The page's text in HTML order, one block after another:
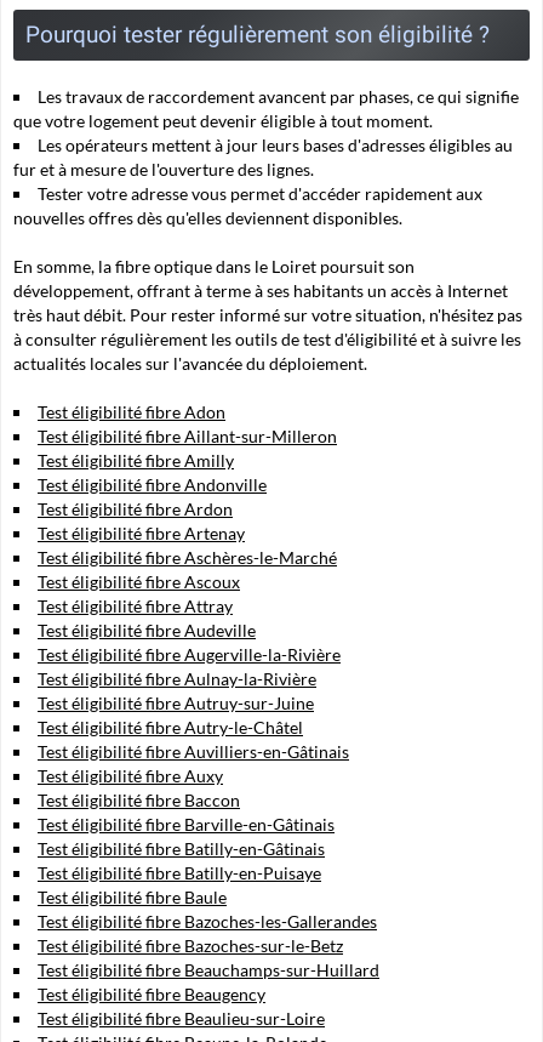
Pourquoi tester régulièrement son éligibilité ?
Les travaux de raccordement avancent par phases, ce qui signifie
que votre logement peut devenir éligible à tout moment.
Les opérateurs mettent à jour leurs bases d'adresses éligibles au
fur et à mesure de l'ouverture des lignes.
Tester votre adresse vous permet d'accéder rapidement aux
nouvelles offres dès qu'elles deviennent disponibles.
En somme, la fibre optique dans le Loiret poursuit son
développement, offrant à terme à ses habitants un accès à Internet
très haut débit. Pour rester informé sur votre situation, n'hésitez pas
à consulter régulièrement les outils de test d'éligibilité et à suivre les
actualités locales sur l'avancée du déploiement.
Test éligibilité fibre Adon
Test éligibilité fibre Aillant-sur-Milleron
Test éligibilité fibre Amilly
Test éligibilité fibre Andonville
Test éligibilité fibre Ardon
Test éligibilité fibre Artenay
Test éligibilité fibre Aschères-le-Marché
Test éligibilité fibre Ascoux
Test éligibilité fibre Attray
Test éligibilité fibre Audeville
Test éligibilité fibre Augerville-la-Rivière
Test éligibilité fibre Aulnay-la-Rivière
Test éligibilité fibre Autruy-sur-Juine
Test éligibilité fibre Autry-le-Châtel
Test éligibilité fibre Auvilliers-en-Gâtinais
Test éligibilité fibre Auxy
Test éligibilité fibre Baccon
Test éligibilité fibre Barville-en-Gâtinais
Test éligibilité fibre Batilly-en-Gâtinais
Test éligibilité fibre Batilly-en-Puisaye
Test éligibilité fibre Baule
Test éligibilité fibre Bazoches-les-Gallerandes
Test éligibilité fibre Bazoches-sur-le-Betz
Test éligibilité fibre Beauchamps-sur-Huillard
Test éligibilité fibre Beaugency
Test éligibilité fibre Beaulieu-sur-Loire